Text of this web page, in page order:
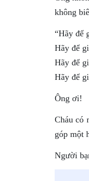
không
“Hãy để
Hãy để
Hãy để
Hãy để
Ông ơi!
Cháu có
góp một
Người